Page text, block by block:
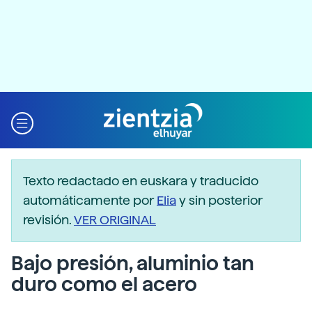
Texto redactado en euskara y traducido
automáticamente porEliay sin posterior
revisión.VER ORIGINAL
Bajo presión, aluminio tan
duro como el acero